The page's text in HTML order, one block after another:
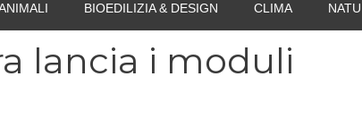
BIOEDILIZIA & DESIGN CLIMA
lancia i moduli